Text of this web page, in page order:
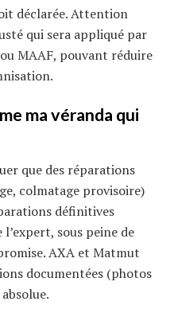
déclarée. Attention
qui sera appliqué par
MAAF, pouvant réduire
ma véranda qui
que des réparations
colmatage provisoire)
définitives
sous peine de
AXA et Matmut
documentées (photos